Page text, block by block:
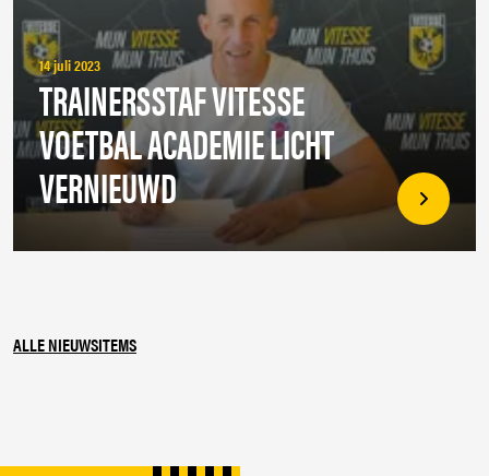
14 juli 2023
TRAINERSSTAF VITESSE
VOETBAL ACADEMIE LICHT
VERNIEUWD
ALLE NIEUWSITEMS